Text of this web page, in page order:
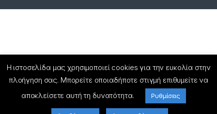
Η ιστοσελίδα μας χρησιμοποιεί cookies για την ευκολία στην
πλοήγηση σας. Μπορείτε οποιαδήποτε στιγμή επιθυμείτε να
αποκλείσετε αυτή τη δυνατότητα.
Ρυθμίσεις